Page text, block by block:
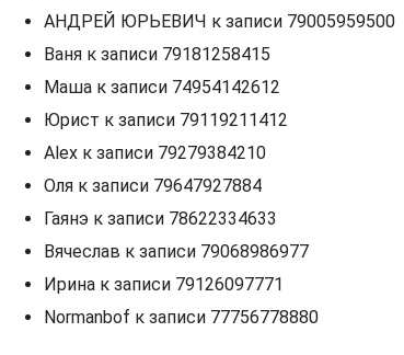
АНДРЕЙ ЮРЬЕВИЧ к записи 79005959500
Ваня к записи 79181258415
Маша к записи 74954142612
Юрист к записи 79119211412
Alex к записи 79279384210
Оля к записи 79647927884
Гаянэ к записи 78622334633
Вячеслав к записи 79068986977
Ирина к записи 79126097771
Normanbof к записи 77756778880